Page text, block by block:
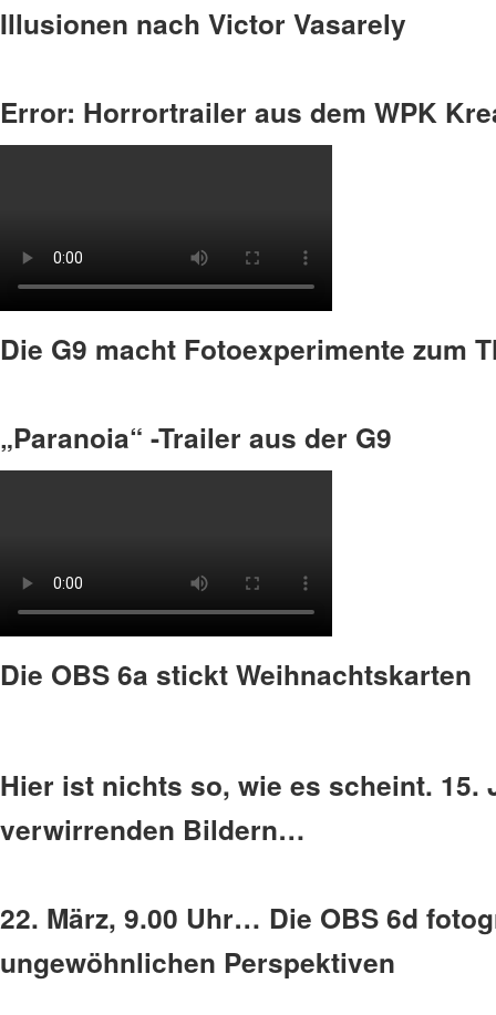
Illusionen nach Victor Vasarely
Error: Horrortrailer aus dem WPK
Die G9 macht Fotoexperimente zum
„Paranoia“ -Trailer aus der G9
Die OBS 6a stickt Weihnachtskarten
Hier ist nichts so, wie es scheint. 15.
verwirrenden Bildern…
22. März, 9.00 Uhr… Die OBS 6d
ungewöhnlichen Perspektiven